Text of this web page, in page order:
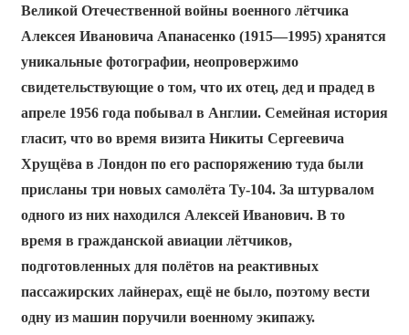
Великой Отечественной войны военного лётчика
Алексея Ивановича Апанасенко (1915—1995) хранятся
уникальные фотографии, неопровержимо
свидетельствующие о том, что их отец, дед и прадед в
апреле 1956 года побывал в Англии. Семейная история
гласит, что во время визита Никиты Сергеевича
Хрущёва в Лондон по его распоряжению туда были
присланы три новых самолёта Ту-104. За штурвалом
одного из них находился Алексей Иванович. В то
время в гражданской авиации лётчиков,
подготовленных для полётов на реактивных
пассажирских лайнерах, ещё не было, поэтому вести
одну из машин поручили военному экипажу.